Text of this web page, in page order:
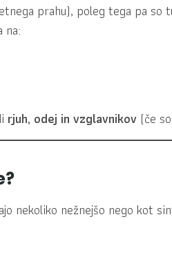
prahu), poleg tega pa so
na:
rjuh, odej in vzglavnikov (če
nekoliko nežnejšo nego kot